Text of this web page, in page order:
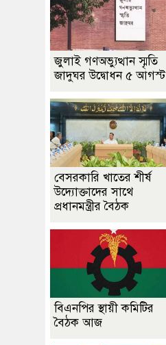
জুলাই গণঅভ্যুত্থান স্মৃতি
জাদুঘর উদ্বোধন ৫ আগস্ট
বেসরকারি খাতের শীর্ষ
উদ্যোক্তাদের সাথে
প্রধানমন্ত্রীর বৈঠক
বিএনপির স্থায়ী কমিটির
বৈঠক আজ